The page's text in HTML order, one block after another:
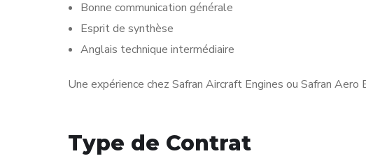
Bonne communication générale
Esprit de synthèse
Anglais technique intermédiaire
Une expérience chez Safran Aircraft Engines ou Safran
Type de Contrat